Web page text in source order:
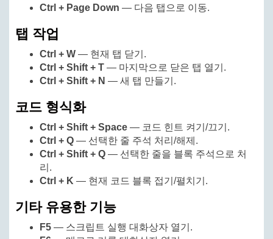
Ctrl + Page Down — 다음 탭으로 이동.
탭 작업
Ctrl + W — 현재 탭 닫기.
Ctrl + Shift + T — 마지막으로 닫은 탭 열기.
Ctrl + Shift + N — 새 탭 만들기.
코드 형식화
Ctrl + Shift + Space — 코드 힌트 켜기/끄기.
Ctrl + Q — 선택한 줄 주석 처리/해제.
Ctrl + Shift + Q — 선택한 줄을 블록 주석으로 처
리.
Ctrl + K — 현재 코드 블록 접기/펼치기.
기타 유용한 기능
F5 — 스크립트 실행 대화상자 열기.